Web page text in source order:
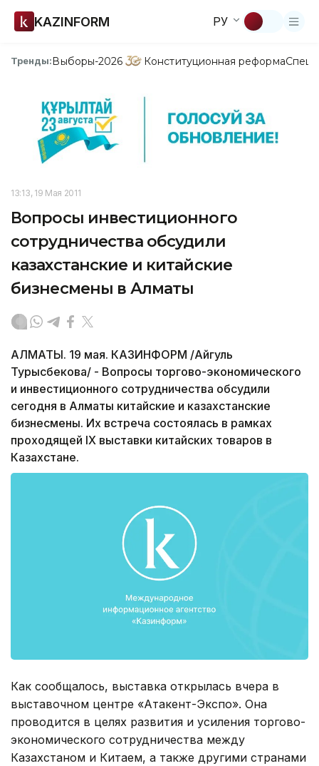
KAZINFORM РУ
Тренды:Выборы-2026 Конституционная реформа
13:13, 19 Мая 2011
Вопросы инвестиционного
сотрудничества обсудили
казахстанские и китайские
бизнесмены в Алматы
АЛМАТЫ. 19 мая. КАЗИНФОРМ /Айгуль
Турысбекова/ - Вопросы торгово-экономического
и инвестиционного сотрудничества обсудили
сегодня в Алматы китайские и казахстанские
бизнесмены. Их встреча состоялась в рамках
проходящей IX выставки китайских товаров в
Казахстане.
Как сообщалось, выставка открылась вчера в
выставочном центре «Атакент-Экспо». Она
проводится в целях развития и усиления торгово-
экономического сотрудничества между
Казахстаном и Китаем, а также другими странами